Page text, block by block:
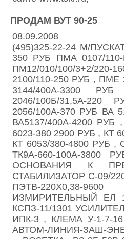
ПРОДАМ ВУТ 90-25
08.09.2008
(495)325-22-24 М/
350 РУБ ПМА 0107/
ПМ12/010/100/3+2/
2100/110-250 РУБ , ПМЕ
3144/400А-3300
2046/100Б/31,5А-
2056/100А-370 РУБ ВА
ВА5137/400А-4200
6023-380 2900 РУБ , КТ
КТ 6053/380-4800 РУБ
ТК9А-660-100А-
ОСНОВАНИЯ К
СТАБИЛИЗАТОР С-09/
ПЭТВ-220Х0,38-
ИЗМИРИТЕЛЬНЫЙ ЕЛ
КСПЗ-11/1301
ИПК-3 , КЛЕМА У-1-7-
АВТОМ-ЛИНИЯ-ЗАШ-